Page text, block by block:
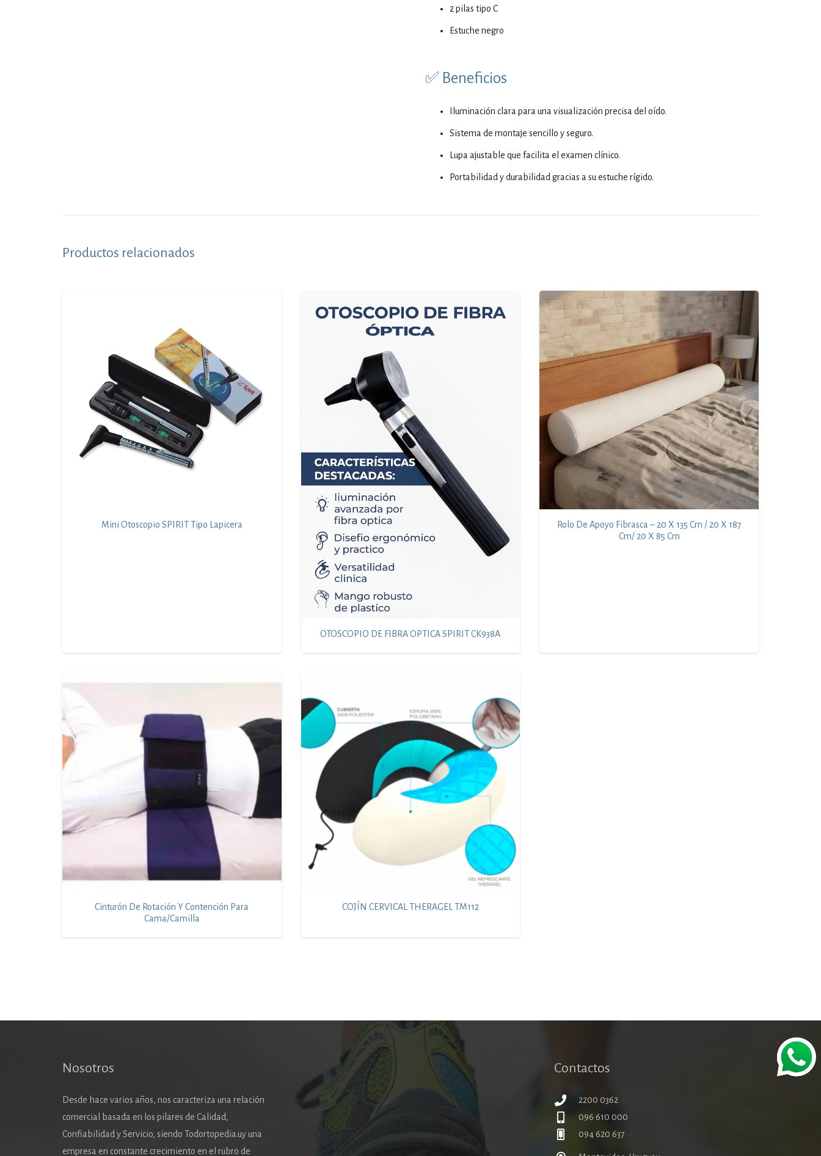
2 pilas tipo C
Estuche negro
✅ Beneficios
Iluminación clara para una visualización precisa del oído.
Sistema de montaje sencillo y seguro.
Lupa ajustable que facilita el examen clínico.
Portabilidad y durabilidad gracias a su estuche rígido.
Productos relacionados
Mini Otoscopio SPIRIT Tipo Lapicera
OTOSCOPIO DE FIBRA OPTICA SPIRIT CK938A
Rolo De Apoyo Fibrasca – 20 X 135 Cm / 20 X 187
Cm/ 20 X 85 Cm
Cinturón De Rotación Y Contención Para
Cama/Camilla
COJÍN CERVICAL THERAGEL TM112
Nosotros
Desde hace varios años, nos caracteriza una relación
comercial basada en los pilares de Calidad,
Confiabilidad y Servicio, siendo Todortopedia.uy una
empresa en constante crecimiento en el rubro de
Contactos
2200 0362
096 610 000
094 620 637